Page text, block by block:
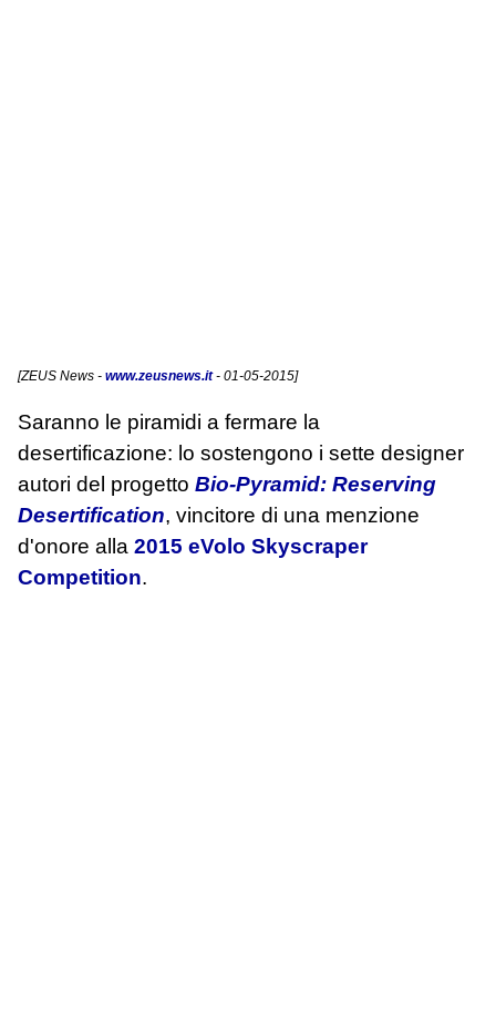
[ZEUS News - www.zeusnews.it- 01-05-2015]
Saranno le piramidi a fermare la
desertificazione: lo sostengono i sette designer
autori del progetto Bio-Pyramid: Reserving
Desertification, vincitore di una menzione
d'onore alla 2015 eVolo Skyscraper
Competition.